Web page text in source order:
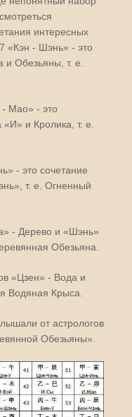
интересных
«Кэн - Шэнь» - это
и Обезьяны, т. е.
Мао» - это
«И» и Кролика, т. е.
- это сочетание
т. е. Огненный
- Дерево и «Шэнь»
Обезьяна.
«Цзен» - Вода и
Водяная Крыса.
от астрологов
Обезьяны».